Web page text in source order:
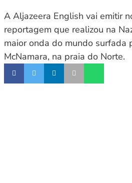
A Aljazeera English vai emitir
reportagem que realizou na
maior onda do mundo surfada
McNamara, na praia do Norte.